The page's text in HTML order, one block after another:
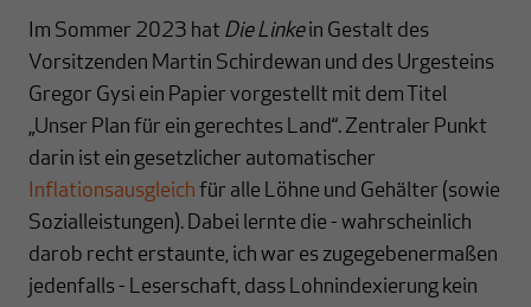
Im Sommer 2023 hat Die Linkein Gestalt des
Vorsitzenden Martin Schirdewan und des Urgesteins
Gregor Gysi ein Papier vorgestellt mit dem Titel
„Unser Plan für ein gerechtes Land“. Zentraler Punkt
darin ist ein gesetzlicher automatischer
Inflationsausgleich für alle Löhne und Gehälter (sowie
Sozialleistungen). Dabei lernte die - wahrscheinlich
darob recht erstaunte, ich war es zugegebenermaßen
jedenfalls - Leserschaft, dass Lohnindexierung kein